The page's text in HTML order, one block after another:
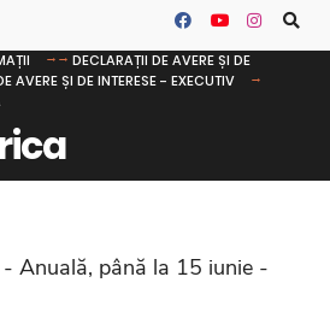
DECLARAȚII DE AVERE ȘI DE
AVERE ȘI DE INTERESE - EXECUTIV
Anuală, până la 15 iunie -